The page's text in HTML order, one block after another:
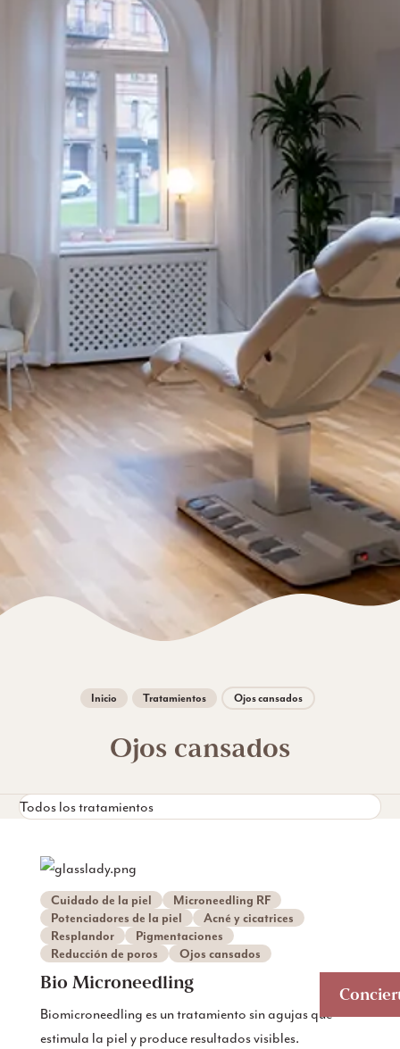
Inicio Tratamientos Ojos cansados
Ojos cansados
Todos los tratamientos
Cuidado de la piel
Microneedling RF
Potenciadores de la piel
Acné y cicatrices
Resplandor
Pigmentaciones
Reducción de poros
Ojos cansados
Bio Microneedling
Biomicroneedling es un tratamiento sin agujas que
estimula la piel y produce resultados visibles.